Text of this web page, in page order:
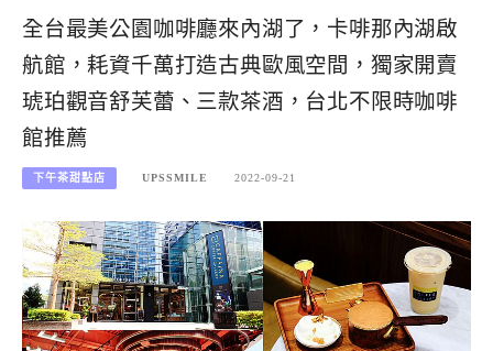
全台最美公園咖啡廳來內湖了，卡啡那內湖啟
航館，耗資千萬打造古典歐風空間，獨家開賣
琥珀觀音舒芙蕾、三款茶酒，台北不限時咖啡
館推薦
下午茶甜點店 UPSSMILE 2022-09-21